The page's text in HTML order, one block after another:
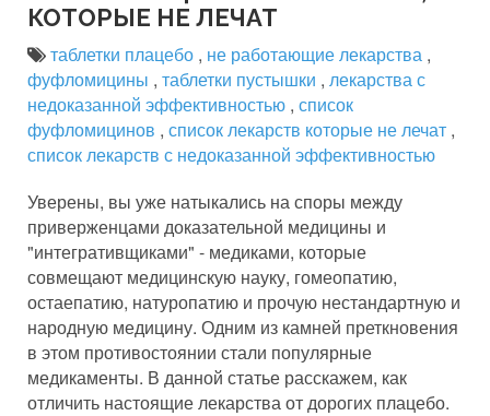
КОТОРЫЕ НЕ ЛЕЧАТ
таблетки плацебо , не работающие лекарства ,
фуфломицины , таблетки пустышки , лекарства с
недоказанной эффективностью , список
фуфломицинов , список лекарств которые не лечат ,
список лекарств с недоказанной эффективностью
Уверены, вы уже натыкались на споры между
приверженцами доказательной медицины и
"интегративщиками" - медиками, которые
совмещают медицинскую науку, гомеопатию,
остаепатию, натуропатию и прочую нестандартную и
народную медицину. Одним из камней преткновения
в этом противостоянии стали популярные
медикаменты. В данной статье расскажем, как
отличить настоящие лекарства от дорогих плацебо.